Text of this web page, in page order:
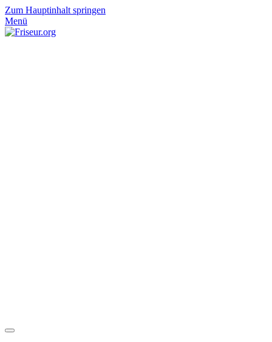
Zum Hauptinhalt springen
Menü